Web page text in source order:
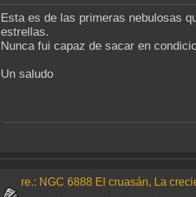
Esta es de las primeras nebulosas
estrellas.
Nunca fui capaz de sacar en
Un saludo
re.: NGC 6888 El cruasán, La